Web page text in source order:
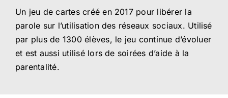
Un jeu de cartes créé en 2017 pour libérer la
parole sur l’utilisation des réseaux sociaux. Utilisé
par plus de 1300 élèves, le jeu continue d’évoluer
et est aussi utilisé lors de soirées d’aide à la
parentalité.